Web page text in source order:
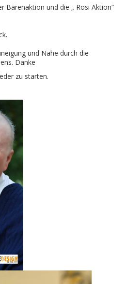
Bärenaktion und die „ Rosi Aktion“
und Nähe durch die
Danke
zu starten.